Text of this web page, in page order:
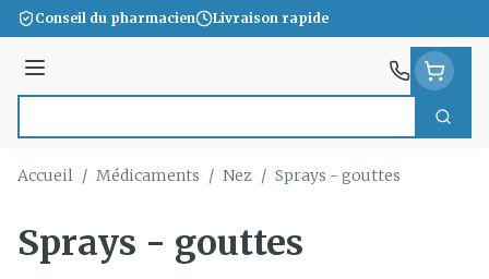
Aller au contenu
Conseil du pharmacien Livraison rapide
Menu
Accueil / Médicaments / Nez / Sprays - gouttes
Sprays - gouttes